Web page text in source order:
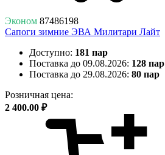
Эконом 87486198
Сапоги зимние ЭВА Милитари Лайт
Доступно: 181 пар
Поставка до 09.08.2026: 128 пар
Поставка до 29.08.2026: 80 пар
Розничная цена:
2 400.00 ₽